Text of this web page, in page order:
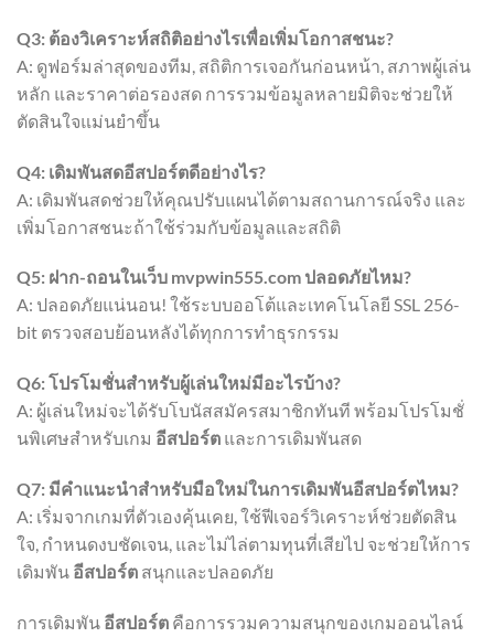
Q3: ต้องวิเคราะห์สถิติอย่างไรเพื่อเพิ่มโอกาสชนะ?
A: ดูฟอร์มล่าสุดของทีม, สถิติการเจอกันก่อนหน้า, สภาพผู้เล่น
หลัก และราคาต่อรองสด การรวมข้อมูลหลายมิติจะช่วยให้
ตัดสินใจแม่นยำขึ้น
Q4: เดิมพันสดอีสปอร์ตดีอย่างไร?
A: เดิมพันสดช่วยให้คุณปรับแผนได้ตามสถานการณ์จริง และ
เพิ่มโอกาสชนะถ้าใช้ร่วมกับข้อมูลและสถิติ
Q5: ฝาก-ถอนในเว็บ mvpwin555.com ปลอดภัยไหม?
A: ปลอดภัยแน่นอน! ใช้ระบบออโต้และเทคโนโลยี SSL 256-
bit ตรวจสอบย้อนหลังได้ทุกการทำธุรกรรม
Q6: โปรโมชั่นสำหรับผู้เล่นใหม่มีอะไรบ้าง?
A: ผู้เล่นใหม่จะได้รับโบนัสสมัครสมาชิกทันที พร้อมโปรโมชั่
นพิเศษสำหรับเกม อีสปอร์ต และการเดิมพันสด
Q7: มีคำแนะนำสำหรับมือใหม่ในการเดิมพันอีสปอร์ตไหม?
A: เริ่มจากเกมที่ตัวเองคุ้นเคย, ใช้ฟีเจอร์วิเคราะห์ช่วยตัดสิน
ใจ, กำหนดงบชัดเจน, และไม่ไล่ตามทุนที่เสียไป จะช่วยให้การ
เดิมพัน อีสปอร์ต สนุกและปลอดภัย
การเดิมพัน อีสปอร์ต คือการรวมความสนุกของเกมออนไลน์